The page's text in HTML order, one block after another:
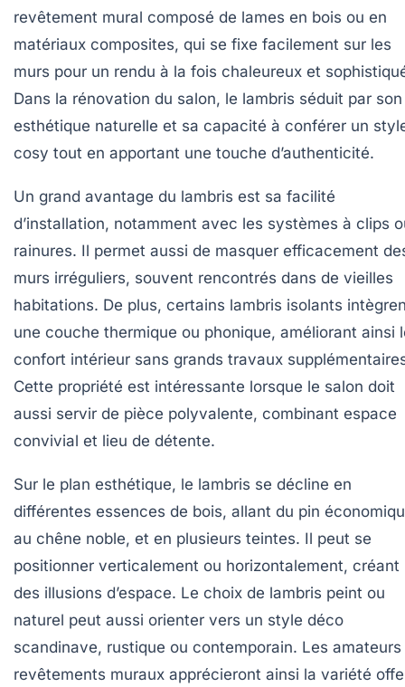
revêtement mural composé de lames en bois ou en
matériaux composites, qui se fixe facilement sur les
murs pour un rendu à la fois chaleureux et
Dans la rénovation du salon, le lambris séduit par son
esthétique naturelle et sa capacité à conférer un
cosy tout en apportant une touche d’authenticité.
Un grand avantage du lambris est sa facilité
d’installation, notamment avec les systèmes à clips
rainures. Il permet aussi de masquer efficacement
murs irréguliers, souvent rencontrés dans de vieilles
habitations. De plus, certains lambris isolants
une couche thermique ou phonique, améliorant ainsi
confort intérieur sans grands travaux
Cette propriété est intéressante lorsque le salon doit
aussi servir de pièce polyvalente, combinant espace
convivial et lieu de détente.
Sur le plan esthétique, le lambris se décline en
différentes essences de bois, allant du pin
au chêne noble, et en plusieurs teintes. Il peut se
positionner verticalement ou horizontalement, créant
des illusions d’espace. Le choix de lambris peint ou
naturel peut aussi orienter vers un style déco
scandinave, rustique ou contemporain. Les amateurs
revêtements muraux apprécieront ainsi la variété